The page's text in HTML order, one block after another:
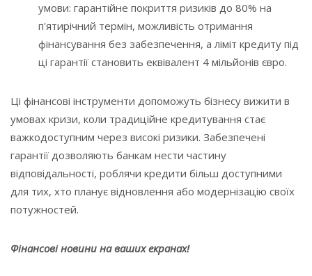
умови: гарантійне покриття ризиків до 80% на
п'ятирічний термін, можливість отримання
фінансування без забезпечення, а ліміт кредиту під
ці гарантії становить еквівалент 4 мільйонів євро.
Ці фінансові інструменти допоможуть бізнесу вижити в
умовах кризи, коли традиційне кредитування стає
важкодоступним через високі ризики. Забезпечені
гарантії дозволяють банкам нести частину
відповідальності, роблячи кредити більш доступними
для тих, хто планує відновлення або модернізацію своїх
потужностей.
Фінансові новини на ваших екранах!